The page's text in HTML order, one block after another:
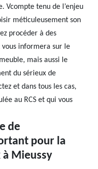
Vcompte tenu de l’enjeu
méticuleusement son
procéder à des
vous informera sur le
mais aussi le
du sérieux de
et dans tous les cas,
au RCS et qui vous
de
pour la
Mieussy